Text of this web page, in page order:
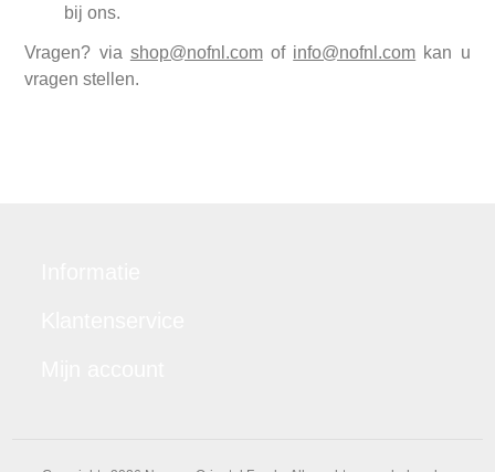
bij ons.
Vragen? via shop@nofnl.comof info@nofnl.com kan u
vragen stellen.